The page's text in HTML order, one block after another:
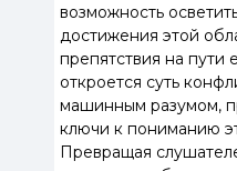
возможность
достижения этой
препятствия на пути
откроется суть
машинным разумом,
ключи к пониманию
Превращая